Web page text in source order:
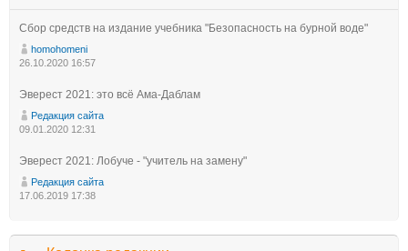
Сбор средств на издание учебника "Безопасность на бурной воде"
homohomeni
26.10.2020 16:57
Эверест 2021: это всё Ама-Даблам
Редакция сайта
09.01.2020 12:31
Эверест 2021: Лобуче - "учитель на замену"
Редакция сайта
17.06.2019 17:38